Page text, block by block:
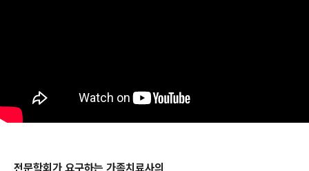
전문학회가 요구하는 가족치료사의